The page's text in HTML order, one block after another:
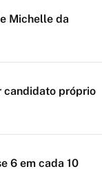
Michelle da
candidato próprio
6 em cada 10